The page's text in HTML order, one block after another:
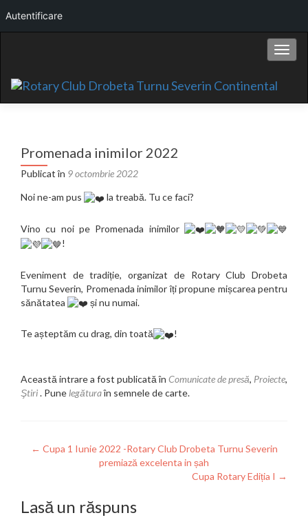
Promenada inimilor 2022
Publicat în 9 octombrie 2022
Noi ne-am pus
la treabă. Tu ce faci?
Vino cu noi pe Promenada inimilor
!
Eveniment de tradiție, organizat de Rotary Club Drobeta
Turnu Severin, Promenada inimilor îți propune mișcarea pentru
sănătatea
și nu numai.
Te așteptăm cu drag, din toată !
Această intrare a fost publicată în Comunicate de presă, Proiecte,
Ştiri. Punelegăturaîn semnele de carte.
Navigare
articole
← Cupa 1 Iunie 2022 -Rotary Club Drobeta Turnu Severin
premiază excelenta in șah
Cupa Rotary Ediția I →
Lasă un răspuns
Autentificare